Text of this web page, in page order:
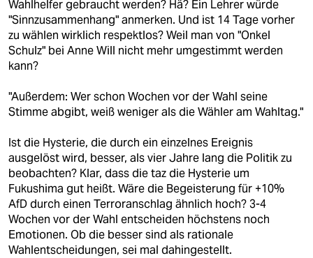
Wahlhelfer gebraucht werden? Hä? Ein Lehrer würde
"Sinnzusammenhang" anmerken. Und ist 14 Tage vorher
zu wählen wirklich respektlos? Weil man von "Onkel
Schulz" bei Anne Will nicht mehr umgestimmt werden
kann?
"Außerdem: Wer schon Wochen vor der Wahl seine
Stimme abgibt, weiß weniger als die Wähler am Wahltag."
Ist die Hysterie, die durch ein einzelnes Ereignis
ausgelöst wird, besser, als vier Jahre lang die Politik zu
beobachten? Klar, dass die taz die Hysterie um
Fukushima gut heißt. Wäre die Begeisterung für +10%
AfD durch einen Terroranschlag ähnlich hoch? 3-4
Wochen vor der Wahl entscheiden höchstens noch
Emotionen. Ob die besser sind als rationale
Wahlentscheidungen, sei mal dahingestellt.